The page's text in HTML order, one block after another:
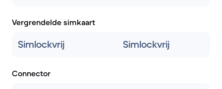
Vergrendelde simkaart
Simlockvrij Simlockvrij
Connector